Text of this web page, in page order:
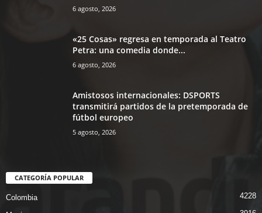
6 agosto, 2026
«25 Cosas» regresa en temporada al Teatro
Petra: una comedia donde...
6 agosto, 2026
Amistosos internacionales: DSPORTS
transmitirá partidos de la pretemporada de
fútbol europeo
5 agosto, 2026
CATEGORÍA POPULAR
Colombia 4228